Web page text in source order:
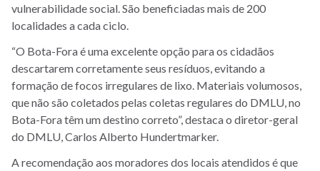
vulnerabilidade social. São beneficiadas mais de 200
localidades a cada ciclo.
“O Bota-Fora é uma excelente opção para os cidadãos
descartarem corretamente seus resíduos, evitando a
formação de focos irregulares de lixo. Materiais volumosos,
que não são coletados pelas coletas regulares do DMLU, no
Bota-Fora têm um destino correto”, destaca o diretor-geral
do DMLU, Carlos Alberto Hundertmarker.
A recomendação aos moradores dos locais atendidos é que